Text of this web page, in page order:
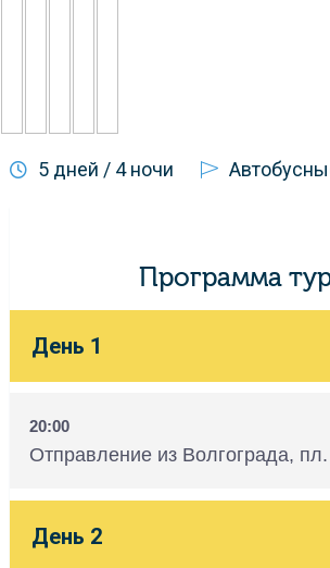
5 дней / 4 ночи
Программа
День 1
20:00
Отправление из Волгограда,
День 2